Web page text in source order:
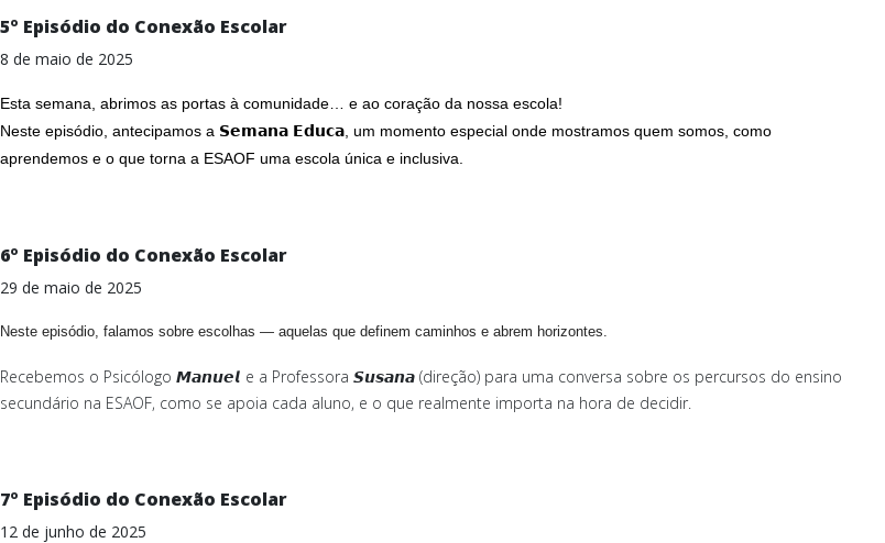
5º Episódio do Conexão Escolar
8 de maio de 2025
Esta semana, abrimos as portas à comunidade… e ao coração da nossa escola!
Neste episódio, antecipamos a 𝗦𝗲𝗺𝗮𝗻𝗮 𝗘𝗱𝘂𝗰𝗮, um momento especial onde mostramos quem somos, como
aprendemos e o que torna a ESAOF uma escola única e inclusiva.
6º Episódio do Conexão Escolar
29 de maio de 2025
Neste episódio, falamos sobre escolhas — aquelas que definem caminhos e abrem horizontes.
Recebemos o Psicólogo 𝙈𝙖𝙣𝙪𝙚𝙡 e a Professora 𝙎𝙪𝙨𝙖𝙣𝙖 (direção) para uma conversa sobre os percursos do ensino
secundário na ESAOF, como se apoia cada aluno, e o que realmente importa na hora de decidir.
7º Episódio do Conexão Escolar
12 de junho de 2025